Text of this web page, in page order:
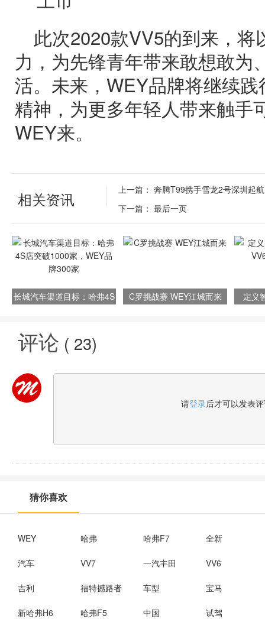
此次2020款VV5的到来，
力，为先锋青年带来敢想敢为
活。未来，WEY品牌将继续践
精神，为更多年轻人带来触手
WEY来。
相关资讯 上一篇： 奔腾T99携手雪龙2号深圳起
下一篇： 最后一页
长城汽车渠道目标：哈弗4S
C罗挑战赛 WEY江城而来
定义
评论 ( 23)
请登录后才可以发表
猜你喜欢
WEY 哈弗 哈弗F7 全新
汽车 VV7 一汽丰田 VV6
吉利 福特撼路者 车型 宝马
新哈弗H6 哈弗F5 中国 试驾